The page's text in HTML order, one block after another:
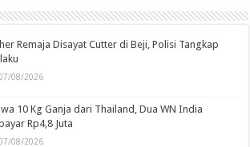
Remaja Disayat Cutter di Beji, Polisi Tangkap
08/2026
10 Kg Ganja dari Thailand, Dua WN India
Rp4,8 Juta
08/2026